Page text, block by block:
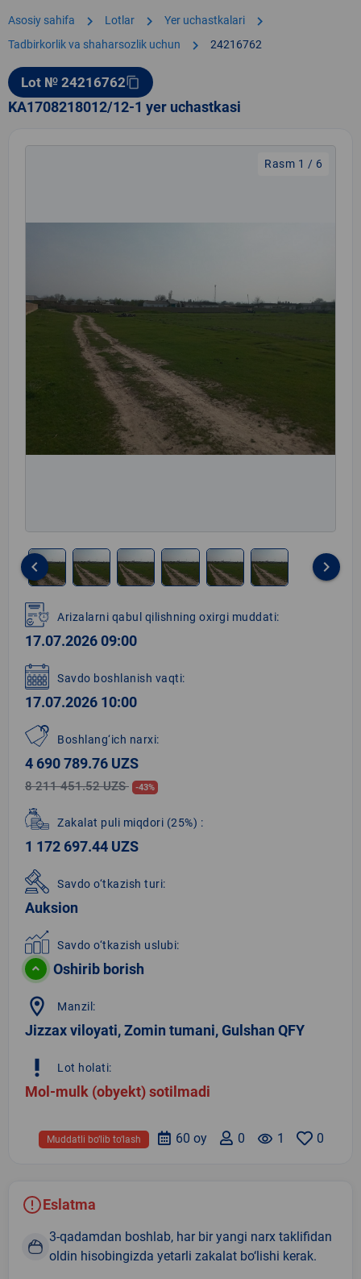
Asosiy sahifa chevron_right Lotlar chevron_right Yer uchastkalari chevron_right
Tadbirkorlik va shaharsozlik uchun chevron_right 24216762
Lot № 24216762content_copy
KA1708218012/12-1 yer uchastkasi
Rasm 1 / 6
1
of
6
keyboard_arrow_left keyboard_arrow_right
Arizalarni qabul qilishning oxirgi muddati:
17.07.2026 09:00
Savdo boshlanish vaqti:
17.07.2026 10:00
Boshlang‘ich narxi:
4 690 789.76 UZS
8 211 451.52 UZS -43%
Zakalat puli miqdori (25%) :
1 172 697.44 UZS
Savdo o‘tkazish turi:
Auksion
Savdo o‘tkazish uslubi:
Oshirib borish
location_on Manzil:
Jizzax viloyati, Zomin tumani, Gulshan QFY
priority_high Lot holati:
Mol-mulk (obyekt) sotilmadi
0
remove_red_eye 1
0
60 oy
Muddatli bo‘lib to‘lash
Eslatma
3-qadamdan boshlab, har bir yangi narx taklifidan
oldin hisobingizda yetarli zakalat bo‘lishi kerak.